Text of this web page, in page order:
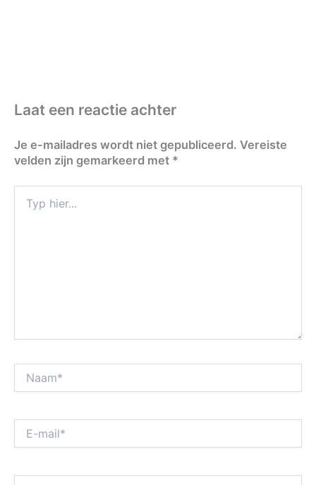
Laat een reactie achter
Je e-mailadres wordt niet gepubliceerd. Vereiste
velden zijn gemarkeerd met *
hier...
mail*